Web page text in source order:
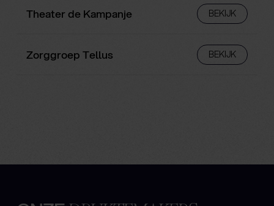
Theater de Kampanje BEKIJK
Zorggroep Tellus BEKIJK